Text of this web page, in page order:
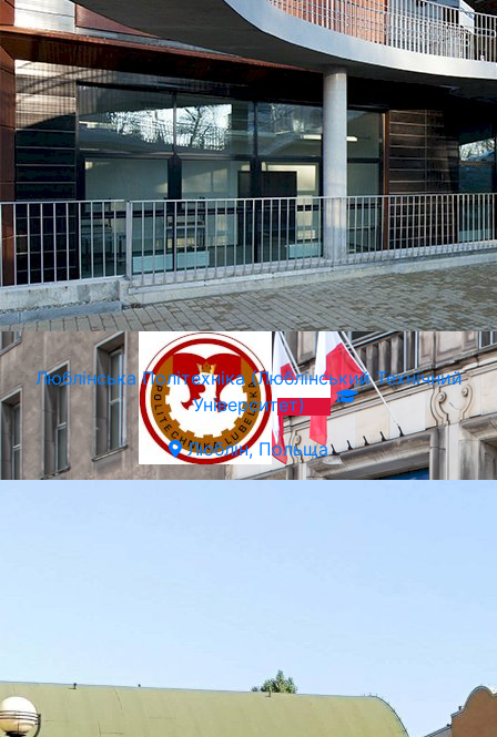
Краківська Академія ім. Анджея Фрича Моджевського
Краків, Польща
Люблiнська Політехніка (Люблінський Технічний
Університет)
Люблін, Польща